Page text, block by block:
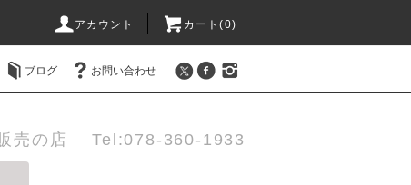
アカウント カート(0)
ブログ お問い合わせ
販売の店 Tel:078-360-1933